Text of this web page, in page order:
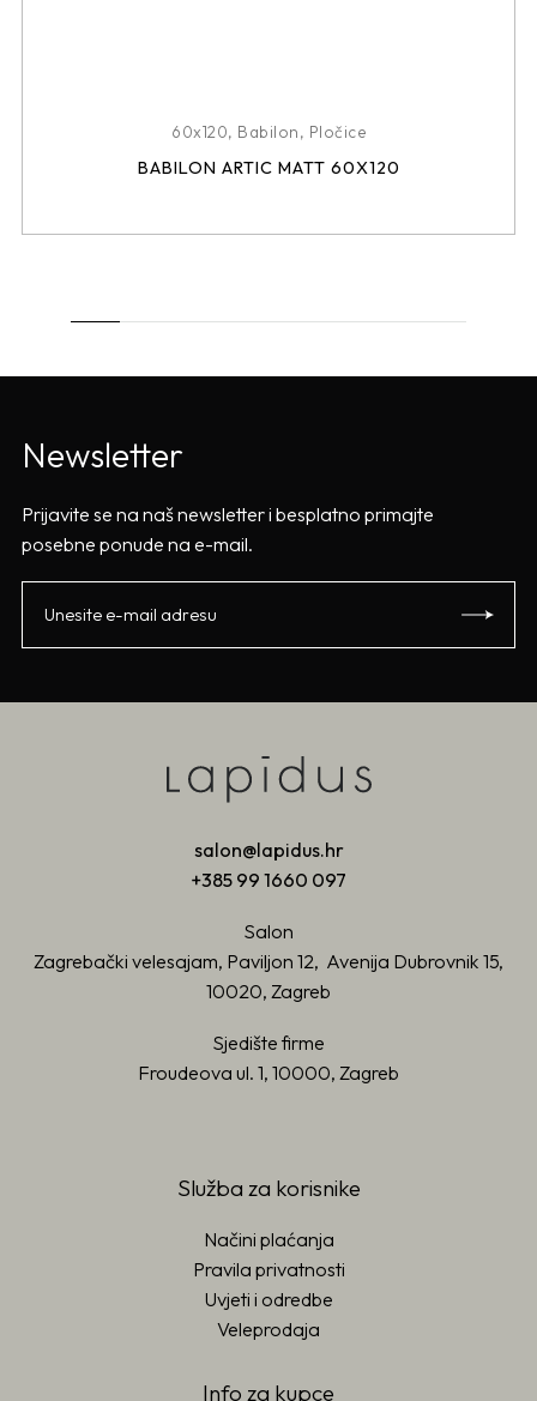
60x120, Babilon, Pločice
BABILON ARTIC MATT 60X120
Newsletter
Prijavite se na naš newsletter i besplatno primajte
posebne ponude na e-mail.
salon@lapidus.hr
+385 99 1660 097
Salon
Zagrebački velesajam, Paviljon 12, Avenija Dubrovnik 15,
10020, Zagreb
Sjedište firme
Froudeova ul. 1, 10000, Zagreb
Služba za korisnike
Načini plaćanja
Pravila privatnosti
Uvjeti i odredbe
Veleprodaja
Info za kupce